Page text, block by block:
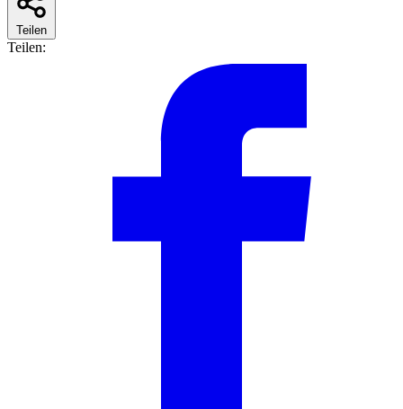
Teilen
Teilen: